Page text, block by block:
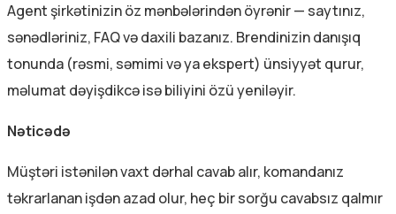
Agent şirkətinizin öz mənbələrindən öyrənir — saytınız,
sənədləriniz, FAQ və daxili bazanız. Brendinizin danışıq
tonunda (rəsmi, səmimi və ya ekspert) ünsiyyət qurur,
məlumat dəyişdikcə isə biliyini özü yeniləyir.
Nəticədə
Müştəri istənilən vaxt dərhal cavab alır, komandanız
təkrarlanan işdən azad olur, heç bir sorğu cavabsız qalmır